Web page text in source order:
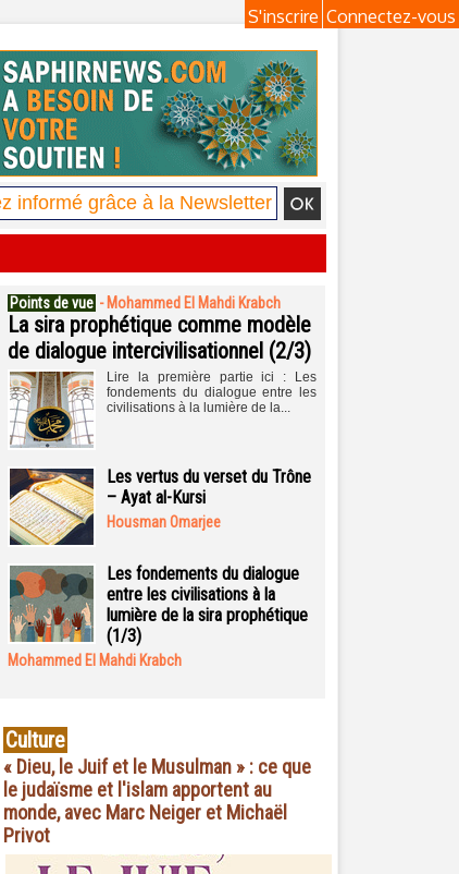
Connectez-vous
S'inscrire
Points de vue - Mohammed El Mahdi Krabch
La sira prophétique comme modèle
de dialogue intercivilisationnel (2/3)
Lire la première partie ici : Les
fondements du dialogue entre les
civilisations à la lumière de la...
Les vertus du verset du Trône
– Ayat al-Kursi
Housman Omarjee
Les fondements du dialogue
entre les civilisations à la
lumière de la sira prophétique
(1/3)
Mohammed El Mahdi Krabch
Culture
« Dieu, le Juif et le Musulman » : ce que
le judaïsme et l'islam apportent au
monde, avec Marc Neiger et Michaël
Privot